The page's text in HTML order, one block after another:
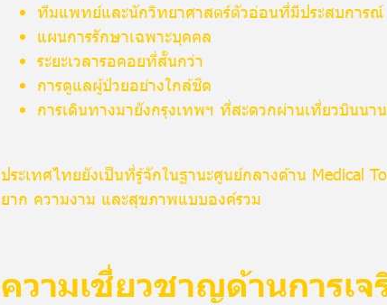
ทีมแพทย์และนักวิทยาศาสตร์ตัวอ่อนที่มีประสบการณ์
แผนการรักษาเฉพาะบุคคล
ระยะเวลารอคอยที่สั้นกว่า
การดูแลผู้ป่วยอย่างใกล้ชิด
การเดินทางมายังกรุงเทพฯ ที่สะดวกผ่านเที่ยวบินนา
ประเทศไทยยังเป็นที่รู้จักในฐานะศูนย์กลางด้าน Medical
ยาก ความงาม และสุขภาพแบบองค์รวม
ความเชี่ยวชาญด้านการเ